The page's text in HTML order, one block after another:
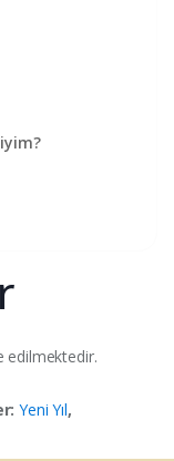
edilmektedir.
Yeni Yıl,